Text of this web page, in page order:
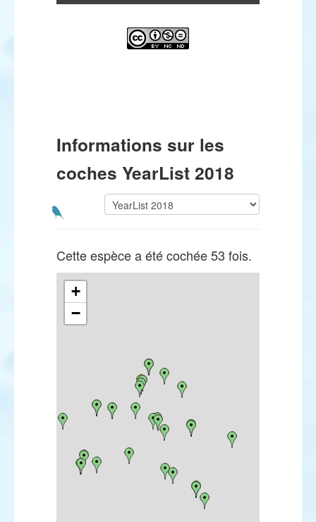
Informations sur les
coches YearList 2018
Cette espèce a été cochée 53 fois.
+
−